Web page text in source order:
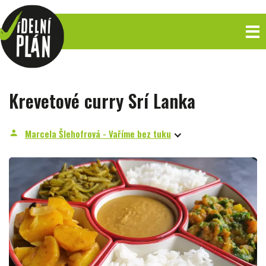
Krevetové curry Srí Lanka
person Marcela Šlehofrová - Vaříme bez tuku